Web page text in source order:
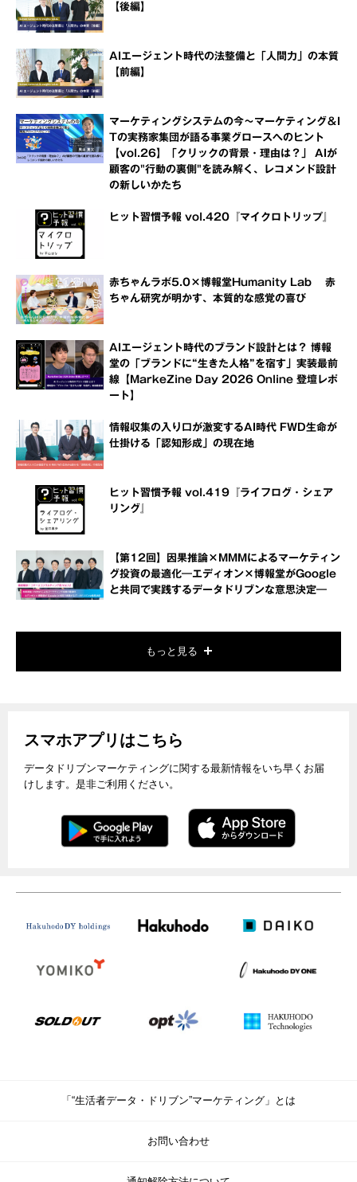
【後編】
AIエージェント時代の法整備と「人間力」の本質
【前編】
マーケティングシステムの今～マーケティング＆I
Tの実務家集団が語る事業グロースへのヒント
【vol.26】「クリックの背景・理由は？」 AIが
顧客の"行動の裏側"を読み解く、レコメンド設計
の新しいかたち
ヒット習慣予報 vol.420『マイクロトリップ』
赤ちゃんラボ5.0×博報堂Humanity Lab 赤
ちゃん研究が明かす、本質的な感覚の喜び
AIエージェント時代のブランド設計とは？ 博報
堂の「ブランドに“生きた人格”を宿す」実装最前
線【MarkeZine Day 2026 Online 登壇レポ
ート】
情報収集の入り口が激変するAI時代 FWD生命が
仕掛ける「認知形成」の現在地
ヒット習慣予報 vol.419『ライフログ・シェア
リング』
【第12回】因果推論×MMMによるマーケティン
グ投資の最適化―エディオン×博報堂がGoogle
と共同で実践するデータドリブンな意思決定―
もっと見る
スマホアプリはこちら
データドリブンマーケティングに関する最新情報をいち早くお届
けします。是非ご利用ください。
「“生活者データ・ドリブン”マーケティング」とは
お問い合わせ